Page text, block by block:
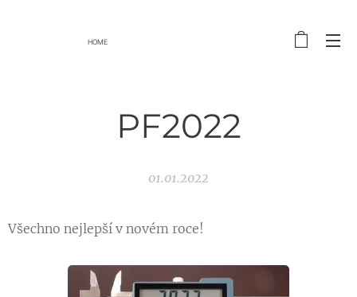
HOME
PF2022
01.01.2022
Všechno nejlepší v novém roce!